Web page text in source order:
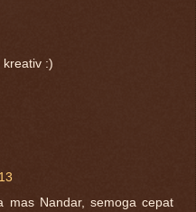
:)
mas Nandar, semoga cepat